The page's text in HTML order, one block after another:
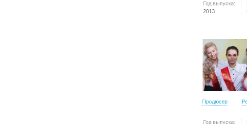
Год выпуска:
2013
Продюсер
Год выпуска: